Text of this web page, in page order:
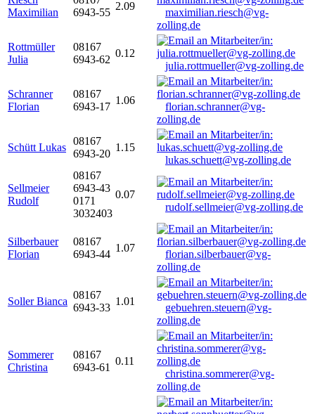
Maximilian
6943-55
2.09
maximilian.riesch@vg-
zolling.de
Rottmüller
Julia
08167
6943-62
0.12
julia.rottmueller@vg-zolling.de
Schranner
Florian
08167
6943-17
1.06
florian.schranner@vg-
zolling.de
Schütt Lukas
08167
6943-20
1.15
lukas.schuett@vg-zolling.de
Sellmeier
Rudolf
08167
6943-43
0171
3032403
0.07
rudolf.sellmeier@vg-zolling.de
Silberbauer
Florian
08167
6943-44
1.07
florian.silberbauer@vg-
zolling.de
Soller Bianca
08167
6943-33
1.01
gebuehren.steuern@vg-
zolling.de
Sommerer
Christina
08167
6943-61
0.11
christina.sommerer@vg-
zolling.de